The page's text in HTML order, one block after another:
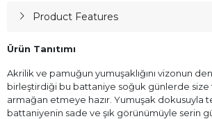
Product Features
Ürün Tanıtımı
Akrilik ve pamuğun yumuşaklığını vizonun
birleştirdiği bu battaniye soğuk günlerde size
armağan etmeye hazır. Yumuşak dokusuyla
battaniyenin sade ve şık görünümüyle serin